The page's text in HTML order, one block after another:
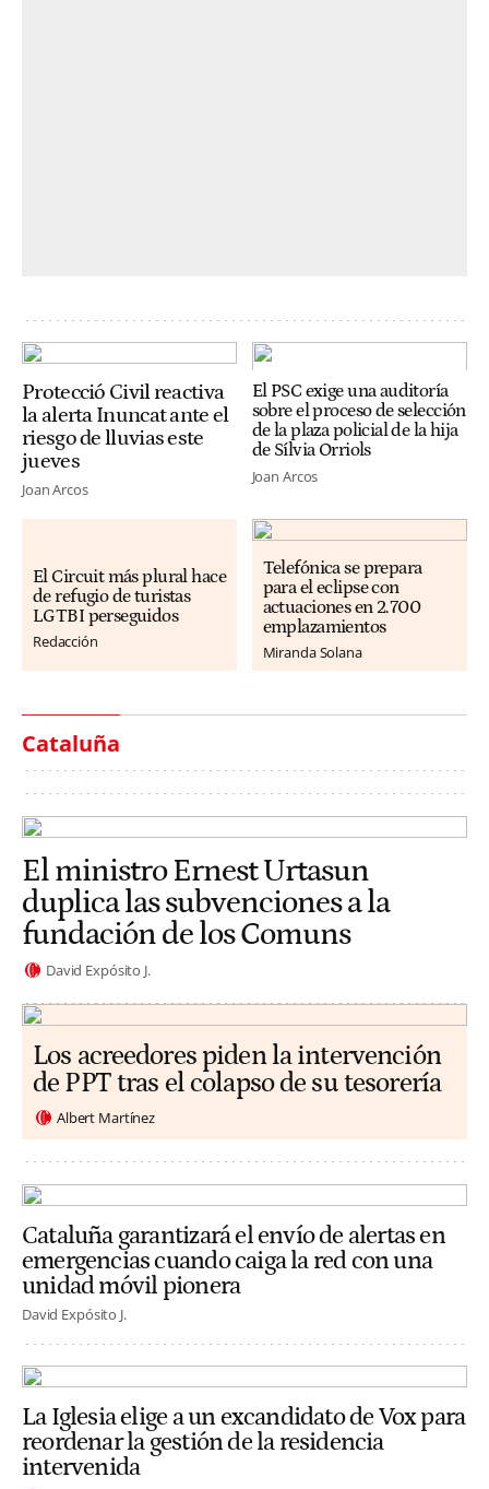
Protecció Civil reactiva
la alerta Inuncat ante el
riesgo de lluvias este
jueves
Joan Arcos
El PSC exige una auditoría
sobre el proceso de selección
de la plaza policial de la hija
de Sílvia Orriols
Joan Arcos
El Circuit más plural hace
de refugio de turistas
LGTBI perseguidos
Redacción
Telefónica se prepara
para el eclipse con
actuaciones en 2.700
emplazamientos
Miranda Solana
Cataluña
El ministro Ernest Urtasun
duplica las subvenciones a la
fundación de los Comuns
David Expósito J.
Los acreedores piden la intervención
de PPT tras el colapso de su tesorería
Albert Martínez
Cataluña garantizará el envío de alertas en
emergencias cuando caiga la red con una
unidad móvil pionera
David Expósito J.
La Iglesia elige a un excandidato de Vox para
reordenar la gestión de la residencia
intervenida